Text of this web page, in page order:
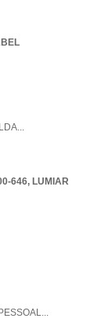
LDA...
646, LUMIAR
...